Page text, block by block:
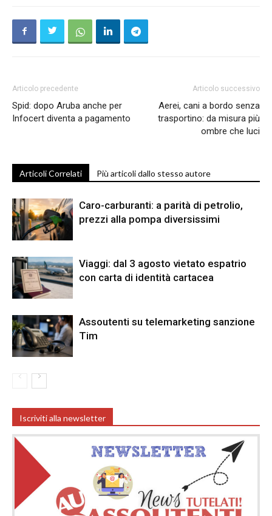
Articolo precedente
Spid: dopo Aruba anche per
Infocert diventa a pagamento
Articolo successivo
Aerei, cani a bordo senza
trasportino: da misura più
ombre che luci
Articoli Correlati Più articoli dallo stesso autore
Caro-carburanti: a parità di petrolio,
prezzi alla pompa diversissimi
Viaggi: dal 3 agosto vietato espatrio
con carta di identità cartacea
Assoutenti su telemarketing sanzione
Tim
Iscriviti alla newsletter